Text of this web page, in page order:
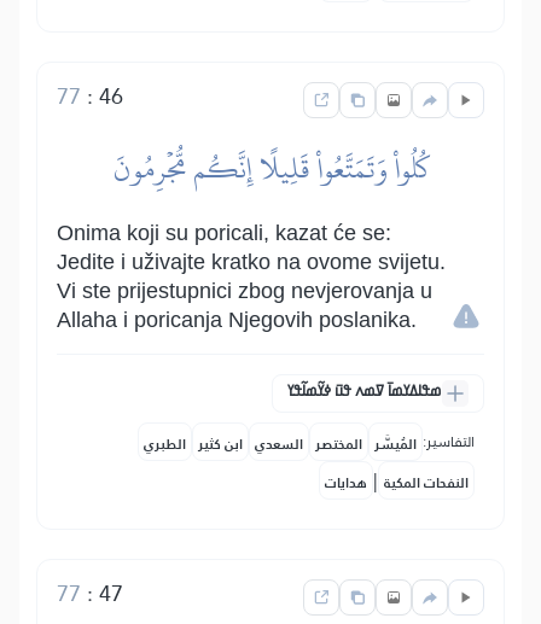
46
:
77
كُلُواْ وَتَمَتَّعُواْ قَلِيلًا إِنَّكُم مُّجۡرِمُونَ
Onima koji su poricali, kazat će se:
Jedite i uživajte kratko na ovome svijetu.
Vi ste prijestupnici zbog nevjerovanja u
Allaha i poricanja Njegovih poslanika.
ߘߟߊߡߌߘߊ߫ ߜߘߍ ߟߎ߫ ߦߌ߬ߘߊ߬ߟߌ
التفاسير: المُيسَّر المختصر السعدي ابن كثير الطبري
النفحات المكية | هدايات
47
:
77